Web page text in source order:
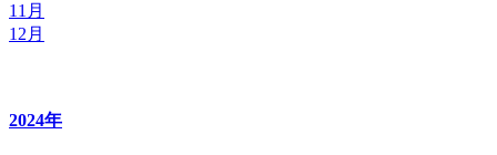
11月
12月
2024年